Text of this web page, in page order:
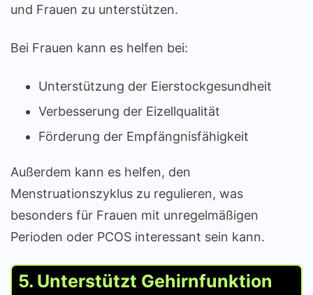
und Frauen zu unterstützen.
Bei Frauen kann es helfen bei:
Unterstützung der Eierstockgesundheit
Verbesserung der Eizellqualität
Förderung der Empfängnisfähigkeit
Außerdem kann es helfen, den
Menstruationszyklus zu regulieren, was
besonders für Frauen mit unregelmäßigen
Perioden oder PCOS interessant sein kann.
5. Unterstützt Gehirnfunktion